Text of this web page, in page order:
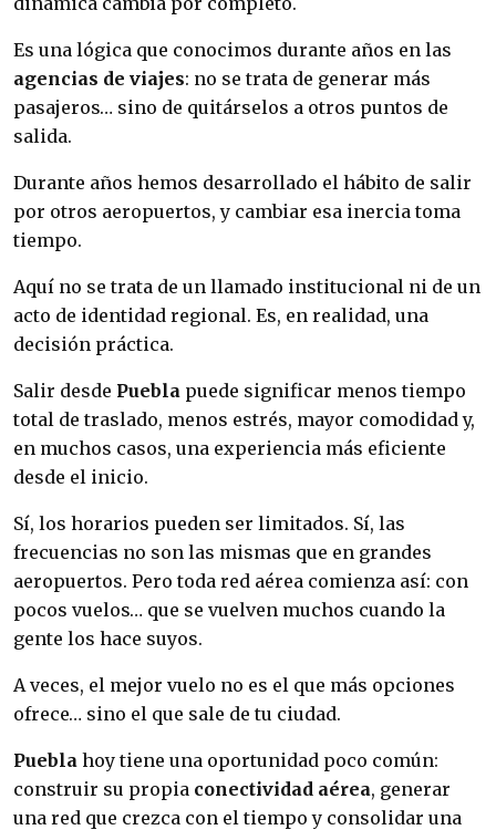
Es una lógica que conocimos durante años en las
agencias de viajes: no se trata de generar más
pasajeros… sino de quitárselos a otros puntos de
salida.
Durante años hemos desarrollado el hábito de salir
por otros aeropuertos, y cambiar esa inercia toma
tiempo.
Aquí no se trata de un llamado institucional ni de un
acto de identidad regional. Es, en realidad, una
decisión práctica.
Salir desde Puebla puede significar menos tiempo
total de traslado, menos estrés, mayor comodidad y,
en muchos casos, una experiencia más eficiente
desde el inicio.
Sí, los horarios pueden ser limitados. Sí, las
frecuencias no son las mismas que en grandes
aeropuertos. Pero toda red aérea comienza así: con
pocos vuelos… que se vuelven muchos cuando la
gente los hace suyos.
A veces, el mejor vuelo no es el que más opciones
ofrece… sino el que sale de tu ciudad.
Puebla hoy tiene una oportunidad poco común:
construir su propia conectividad aérea, generar
una red que crezca con el tiempo y consolidar una